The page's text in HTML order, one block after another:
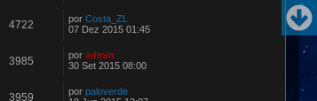
4722 por Costa_ZL
07 Dez 2015 01:45
3985 por admin
30 Set 2015 08:00
3959 por paloverde